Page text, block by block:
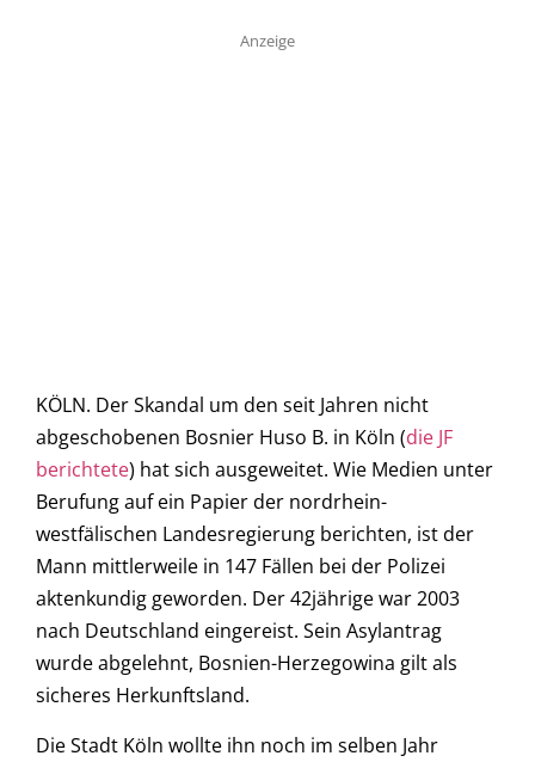
Anzeige
KÖLN. Der Skandal um den seit Jahren nicht
abgeschobenen Bosnier Huso B. in Köln (die JF
berichtete) hat sich ausgeweitet. Wie Medien unter
Berufung auf ein Papier der nordrhein-
westfälischen Landesregierung berichten, ist der
Mann mittlerweile in 147 Fällen bei der Polizei
aktenkundig geworden. Der 42jährige war 2003
nach Deutschland eingereist. Sein Asylantrag
wurde abgelehnt, Bosnien-Herzegowina gilt als
sicheres Herkunftsland.
Die Stadt Köln wollte ihn noch im selben Jahr